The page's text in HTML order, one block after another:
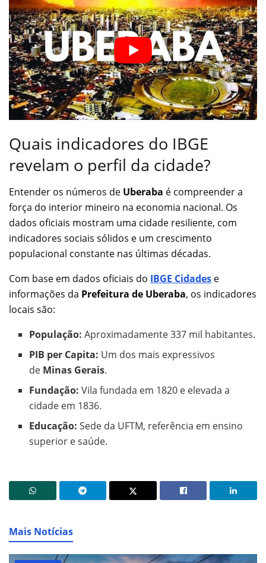
Quais indicadores do IBGE
revelam o perfil da cidade?
Entender os números de Uberaba é compreender a
força do interior mineiro na economia nacional. Os
dados oficiais mostram uma cidade resiliente, com
indicadores sociais sólidos e um crescimento
populacional constante nas últimas décadas.
Com base em dados oficiais do IBGE Cidades e
informações da Prefeitura de Uberaba, os indicadores
locais são:
População: Aproximadamente 337 mil habitantes.
PIB per Capita: Um dos mais expressivos
de Minas Gerais.
Fundação: Vila fundada em 1820 e elevada a
cidade em 1836.
Educação: Sede da UFTM, referência em ensino
superior e saúde.
Mais Notícias